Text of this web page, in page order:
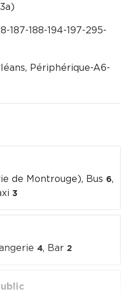
187-188-194-197-295-
Périphérique-A6-
de Montrouge), Bus 6,
3
4, Bar 2